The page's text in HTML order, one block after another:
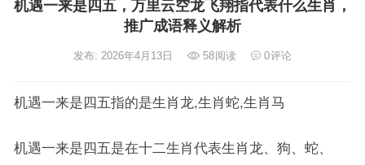
机遇一来是四五，万里云空龙飞翔指代表什么生肖，
推广成语释义解析
发布: 2026年4月13日 58阅读 0评论
机遇一来是四五指的是生肖龙,生肖蛇,生肖马
机遇一来是四五是在十二生肖代表生肖龙、狗、蛇、